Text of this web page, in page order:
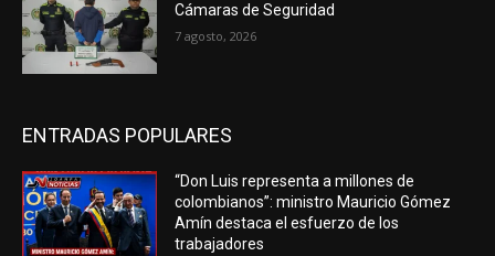
Cámaras de Seguridad
7 agosto, 2026
ENTRADAS POPULARES
“Don Luis representa a millones de
colombianos”: ministro Mauricio Gómez
Amín destaca el esfuerzo de los
trabajadores